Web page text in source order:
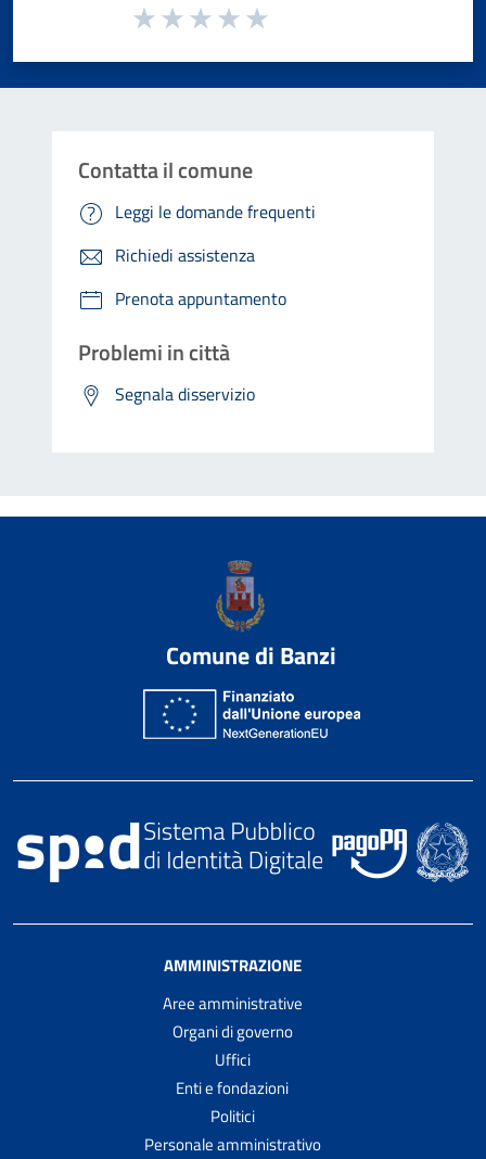
Valuta da 1 a 5 stelle la pagina
Contatta il comune
Leggi le domande frequenti
Richiedi assistenza
Prenota appuntamento
Problemi in città
Segnala disservizio
Comune di Banzi
AMMINISTRAZIONE
Aree amministrative
Organi di governo
Uffici
Enti e fondazioni
Politici
Personale amministrativo